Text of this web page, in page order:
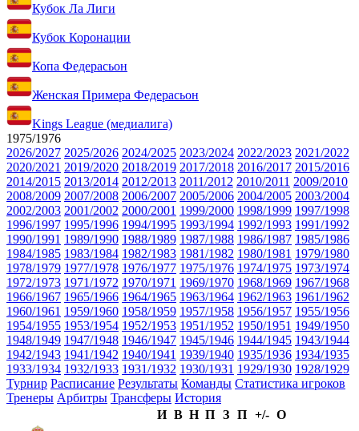
Кубок Ла Лиги
Кубок Коронации
Копа Федерасьон
Женская Примера Федерасьон
Kings League (медиалига)
1975/1976
2026/2027 2025/2026 2024/2025 2023/2024 2022/2023 2021/2022
2020/2021 2019/2020 2018/2019 2017/2018 2016/2017 2015/2016
2014/2015 2013/2014 2012/2013 2011/2012 2010/2011 2009/2010
2008/2009 2007/2008 2006/2007 2005/2006 2004/2005 2003/2004
2002/2003 2001/2002 2000/2001 1999/2000 1998/1999 1997/1998
1996/1997 1995/1996 1994/1995 1993/1994 1992/1993 1991/1992
1990/1991 1989/1990 1988/1989 1987/1988 1986/1987 1985/1986
1984/1985 1983/1984 1982/1983 1981/1982 1980/1981 1979/1980
1978/1979 1977/1978 1976/1977 1975/1976 1974/1975 1973/1974
1972/1973 1971/1972 1970/1971 1969/1970 1968/1969 1967/1968
1966/1967 1965/1966 1964/1965 1963/1964 1962/1963 1961/1962
1960/1961 1959/1960 1958/1959 1957/1958 1956/1957 1955/1956
1954/1955 1953/1954 1952/1953 1951/1952 1950/1951 1949/1950
1948/1949 1947/1948 1946/1947 1945/1946 1944/1945 1943/1944
1942/1943 1941/1942 1940/1941 1939/1940 1935/1936 1934/1935
1933/1934 1932/1933 1931/1932 1930/1931 1929/1930 1928/1929
Турнир Расписание Результаты Команды Статистика игроков
Тренеры Арбитры Трансферы История
И В Н П З П +/- О